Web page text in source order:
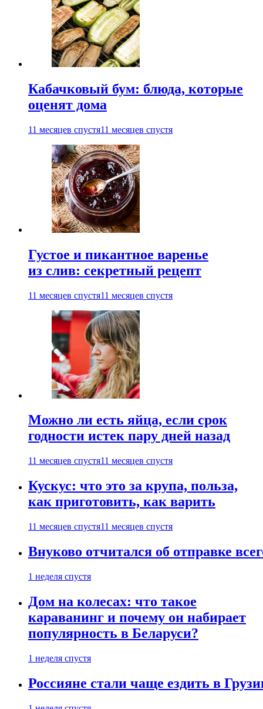
Кабачковый бум: блюда, которые
оценят дома
11 месяцев спустя11 месяцев спустя
Густое и пикантное варенье
из слив: секретный рецепт
11 месяцев спустя11 месяцев спустя
Можно ли есть яйца, если срок
годности истек пару дней назад
11 месяцев спустя11 месяцев спустя
Кускус: что это за крупа, польза,
как приготовить, как варить
11 месяцев спустя11 месяцев спустя
Внуково отчитался об отправке
1 неделя спустя
Дом на колесах: что такое
караванинг и почему он набирает
популярность в Беларуси?
1 неделя спустя
Россияне стали чаще ездить в